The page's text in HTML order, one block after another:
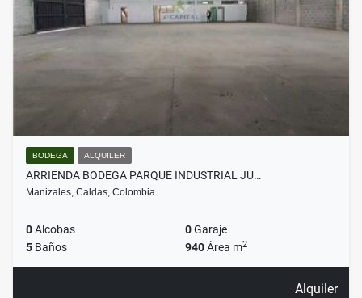
BODEGA ALQUILER
ARRIENDA BODEGA PARQUE INDUSTRIAL JU…
Manizales, Caldas, Colombia
0Alcobas 0Garaje
5 Baños 940Área m2
Alquiler